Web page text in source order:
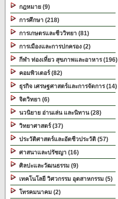
กฎหมาย (9)
การศึกษา (218)
การเกษตรและชีววิทยา (81)
การเมืองและการปกครอง (2)
กีฬา ท่องเที่ยว สุขภาพและอาหาร (196)
คอมพิวเตอร์ (82)
ธุรกิจ เศรษฐศาสตร์และการจัดการ (14)
จิตวิทยา (6)
นวนิยาย อ่านเล่น และนิทาน (28)
วิทยาศาสตร์ (37)
ประวัติศาสตร์และอัตชีวประวัติ (57)
ศาสนาและปรัชญา (16)
ศิลปะและวัฒนธรรม (9)
เทคโนโลยี วิศวกรรม อุตสาหกรรม (5)
โทรคมนาคม (2)